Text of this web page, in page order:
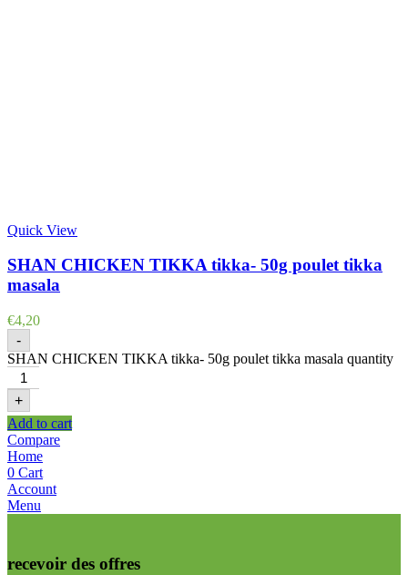
Quick View
SHAN CHICKEN TIKKA tikka- 50g poulet tikka
masala
€4,20
-
SHAN CHICKEN TIKKA tikka- 50g poulet tikka masala quantity
+
Add to cart
Compare
Home
0 Cart
Account
Menu
recevoir des offres